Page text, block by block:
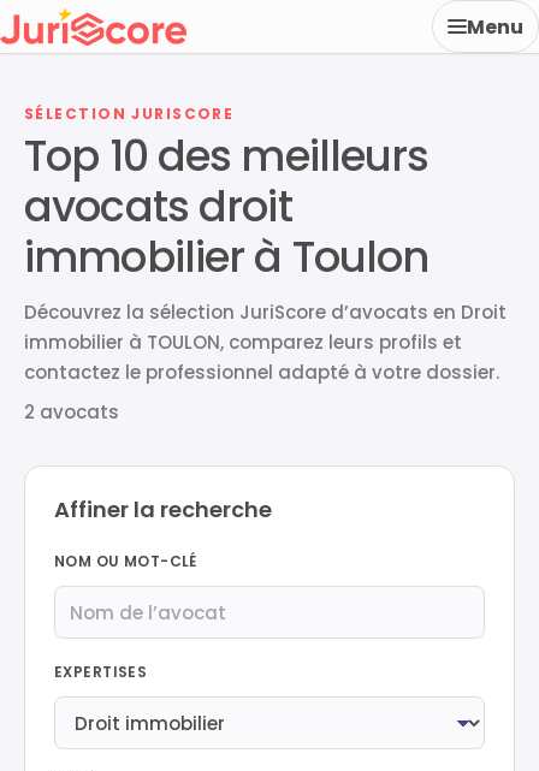
Menu
SÉLECTION JURISCORE
Top 10 des meilleurs
avocats droit
immobilier à Toulon
Découvrez la sélection JuriScore d’avocats en Droit
immobilier à TOULON, comparez leurs profils et
contactez le professionnel adapté à votre dossier.
2 avocats
Affiner la recherche
NOM OU MOT-CLÉ
EXPERTISES